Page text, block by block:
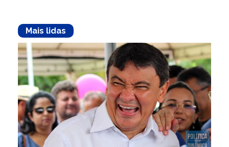
Mais lidas